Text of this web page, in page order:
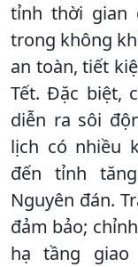
tỉnh thời gian
trong không
an toàn, tiết
Tết. Đặc biệt,
diễn ra sôi
lịch có nhiều
đến tỉnh
Nguyên đán.
đảm bảo;
hạ tầng